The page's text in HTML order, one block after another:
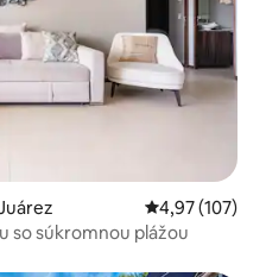
Priemerné
4,97 (107)
so súkromnou plážou